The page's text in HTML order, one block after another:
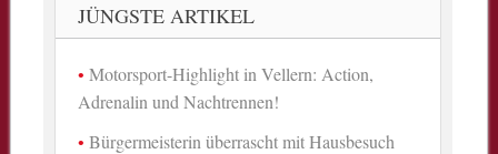
JÜNGSTE ARTIKEL
Motorsport-Highlight in Vellern: Action,
Adrenalin und Nachtrennen!
Bürgermeisterin überrascht mit Hausbesuch